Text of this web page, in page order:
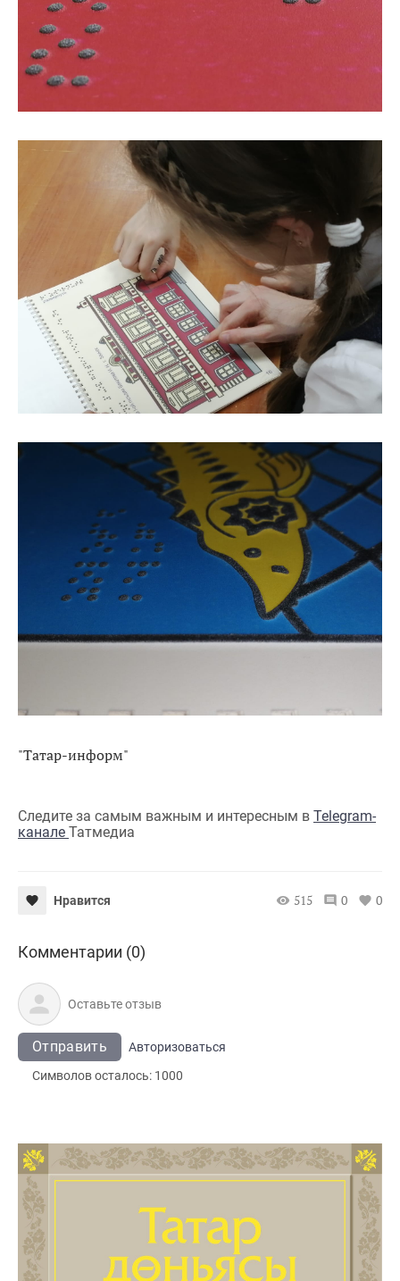
"Татар-информ"
Следите за самым важным и интересным в Telegram-
канале Татмедиа
Нравится 515 0 0
Комментарии (0)
Отправить
Авторизоваться
Символов осталось: 1000